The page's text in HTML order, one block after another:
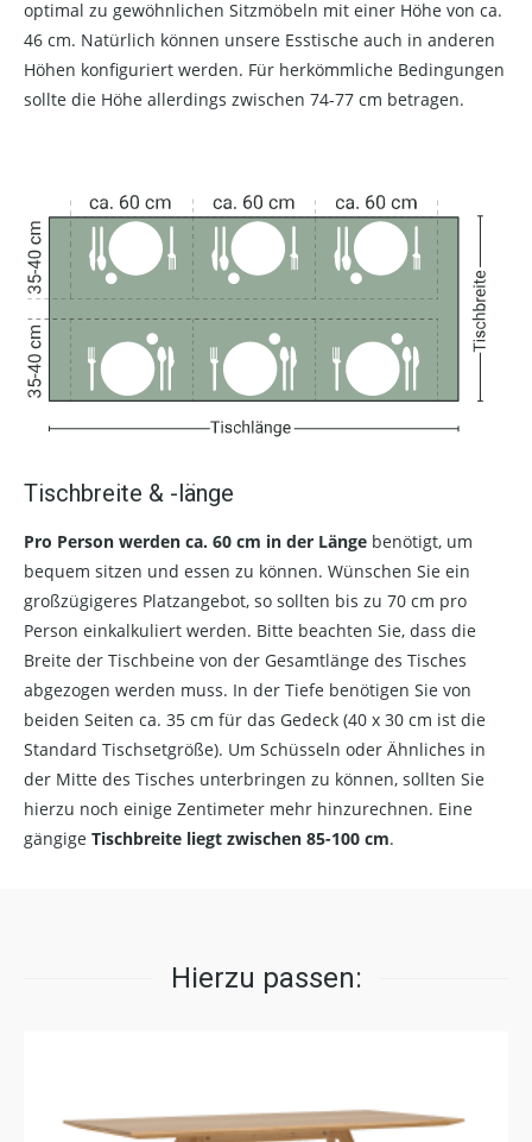
optimal zu gewöhnlichen Sitzmöbeln mit einer Höhe von ca.
46 cm. Natürlich können unsere Esstische auch in anderen
Höhen konfiguriert werden. Für herkömmliche Bedingungen
sollte die Höhe allerdings zwischen 74-77 cm betragen.
Tischbreite & -länge
Pro Person werden ca. 60 cm in der Länge benötigt, um
bequem sitzen und essen zu können. Wünschen Sie ein
großzügigeres Platzangebot, so sollten bis zu 70 cm pro
Person einkalkuliert werden. Bitte beachten Sie, dass die
Breite der Tischbeine von der Gesamtlänge des Tisches
abgezogen werden muss. In der Tiefe benötigen Sie von
beiden Seiten ca. 35 cm für das Gedeck (40 x 30 cm ist die
Standard Tischsetgröße). Um Schüsseln oder Ähnliches in
der Mitte des Tisches unterbringen zu können, sollten Sie
hierzu noch einige Zentimeter mehr hinzurechnen. Eine
gängige Tischbreite liegt zwischen 85-100 cm.
Hierzu passen: